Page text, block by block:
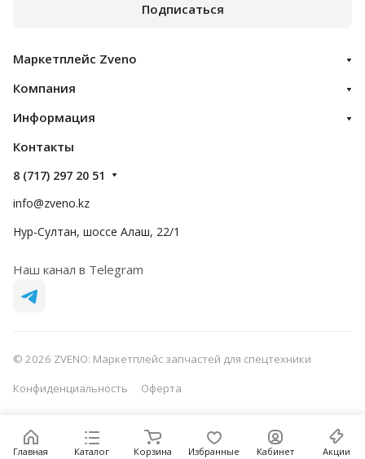
Подписаться
Маркетплейс Zveno
Компания
Информация
Контакты
8 (717) 297 20 51
info@zveno.kz
Нур-Султан, шоссе Алаш, 22/1
Наш канал в Telegram
© 2026 ZVENO: Маркетплейс запчастей для спецтехники
Конфиденциальность
Оферта
Главная Каталог Корзина Избранные Кабинет Акции